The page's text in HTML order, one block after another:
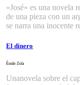
«José» es una novela
de una pieza con un
se narra una inocente
El dinero
Émile Zola
Unanovela sobre el